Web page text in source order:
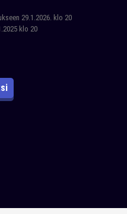
29.1.2026. klo 20
klo 20